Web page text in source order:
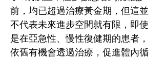
前，均已超過治療黃金期，但這並
不代表未來進步空間就有限，即使
是在亞急性、慢性復健期的患者，
依舊有機會透過治療，促進體內循